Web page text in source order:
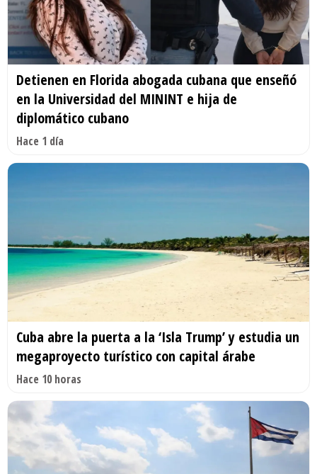
Detienen en Florida abogada cubana que enseñó
en la Universidad del MININT e hija de
diplomático cubano
Hace 1 día
Cuba abre la puerta a la ‘Isla Trump’ y estudia un
megaproyecto turístico con capital árabe
Hace 10 horas